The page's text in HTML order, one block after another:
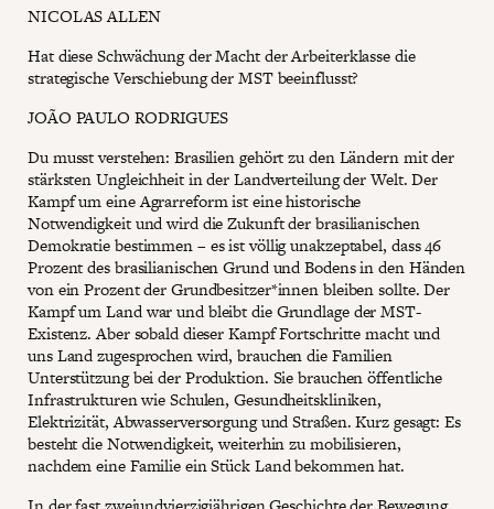
NICOLAS ALLEN
Hat diese Schwächung der Macht der Arbeiterklasse die
strategische Verschiebung der MST beeinflusst?
JOÃO PAULO RODRIGUES
Du musst verstehen: Brasilien gehört zu den Ländern mit der
stärksten Ungleichheit in der Landverteilung der Welt. Der
Kampf um eine Agrarreform ist eine historische
Notwendigkeit und wird die Zukunft der brasilianischen
Demokratie bestimmen – es ist völlig unakzeptabel, dass 46
Prozent des brasilianischen Grund und Bodens in den Händen
von ein Prozent der Grundbesitzer*innen bleiben sollte. Der
Kampf um Land war und bleibt die Grundlage der MST-
Existenz. Aber sobald dieser Kampf Fortschritte macht und
uns Land zugesprochen wird, brauchen die Familien
Unterstützung bei der Produktion. Sie brauchen öffentliche
Infrastrukturen wie Schulen, Gesundheitskliniken,
Elektrizität, Abwasserversorgung und Straßen. Kurz gesagt: Es
besteht die Notwendigkeit, weiterhin zu mobilisieren,
nachdem eine Familie ein Stück Land bekommen hat.